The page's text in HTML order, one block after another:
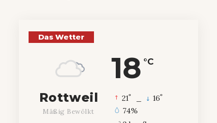
Das Wetter
18 °C
Rottweil
Mäßig Bewölkt
21° 16°
74%